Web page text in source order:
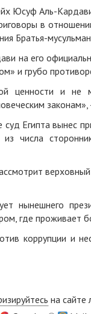
Юсуф Аль-
в
Братья-
на его
и грубо
ценности и не
Египта вынес
числа
нынешнего
где проживает
коррупции и
на сайте